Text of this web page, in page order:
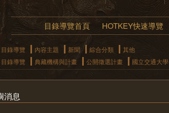
目錄導覽首頁 HOTKEY快速導覽
目錄導覽 內容主題 新聞 綜合分類
其他
目錄導覽 典藏機構與計畫 公開徵選計畫 國立交通大學
消息